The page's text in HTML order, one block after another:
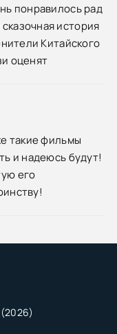
понравилось рад
история
Китайского
оценят
такие фильмы
и надеюсь будут!
его